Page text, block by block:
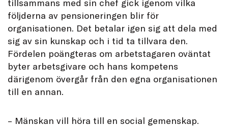
tillsammans med sin chef gick igenom vilka
följderna av pensioneringen blir för
organisationen. Det betalar igen sig att dela med
sig av sin kunskap och i tid ta tillvara den.
Fördelen poängteras om arbetstagaren oväntat
byter arbetsgivare och hans kompetens
därigenom övergår från den egna organisationen
till en annan.
– Mänskan vill höra till en social gemenskap.